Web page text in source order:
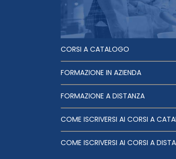
CORSI A CATALOGO
FORMAZIONE IN AZIENDA
FORMAZIONE A DISTANZA
COME ISCRIVERSI AI CORSI A
COME ISCRIVERSI AI CORSI A